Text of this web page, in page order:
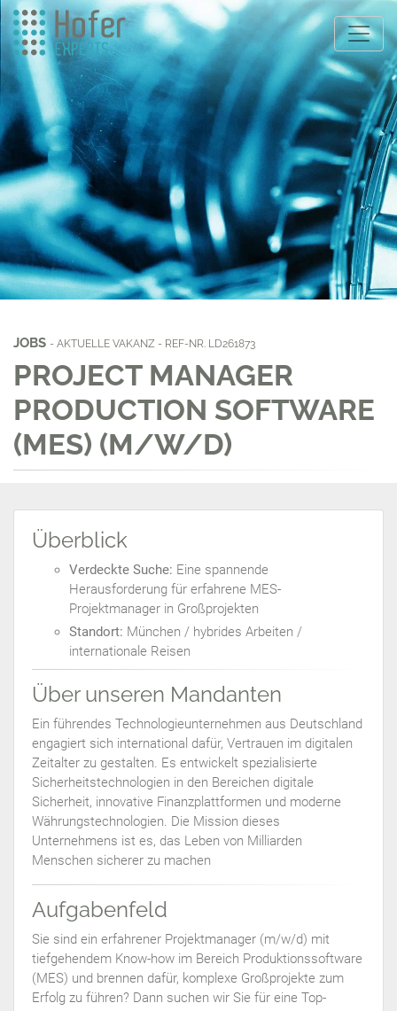
JOBS - AKTUELLE VAKANZ - REF-NR. LD261873
PROJECT MANAGER
PRODUCTION SOFTWARE
(MES) (M/W/D)
Überblick
Verdeckte Suche: Eine spannende
Herausforderung für erfahrene MES-
Projektmanager in Großprojekten
Standort: München / hybrides Arbeiten /
internationale Reisen
Über unseren Mandanten
Ein führendes Technologieunternehmen aus Deutschland
engagiert sich international dafür, Vertrauen im digitalen
Zeitalter zu gestalten. Es entwickelt spezialisierte
Sicherheitstechnologien in den Bereichen digitale
Sicherheit, innovative Finanzplattformen und moderne
Währungstechnologien. Die Mission dieses
Unternehmens ist es, das Leben von Milliarden
Menschen sicherer zu machen
Aufgabenfeld
Sie sind ein erfahrener Projektmanager (m/w/d) mit
tiefgehendem Know-how im Bereich Produktionssoftware
(MES) und brennen dafür, komplexe Großprojekte zum
Erfolg zu führen? Dann suchen wir Sie für eine Top-